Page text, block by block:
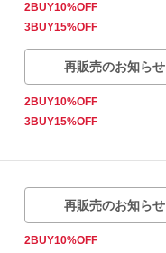
2BUY10%OFF
3BUY15%OFF
再販売のお知らせ
2BUY10%OFF
3BUY15%OFF
再販売のお知らせ
2BUY10%OFF